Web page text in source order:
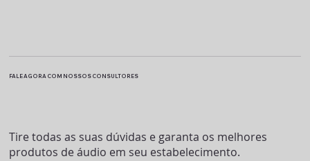
FALE AGORA COM NOSSOS CONSULTORES
Tire todas as suas dúvidas e garanta os melhores
produtos de áudio em seu estabelecimento.